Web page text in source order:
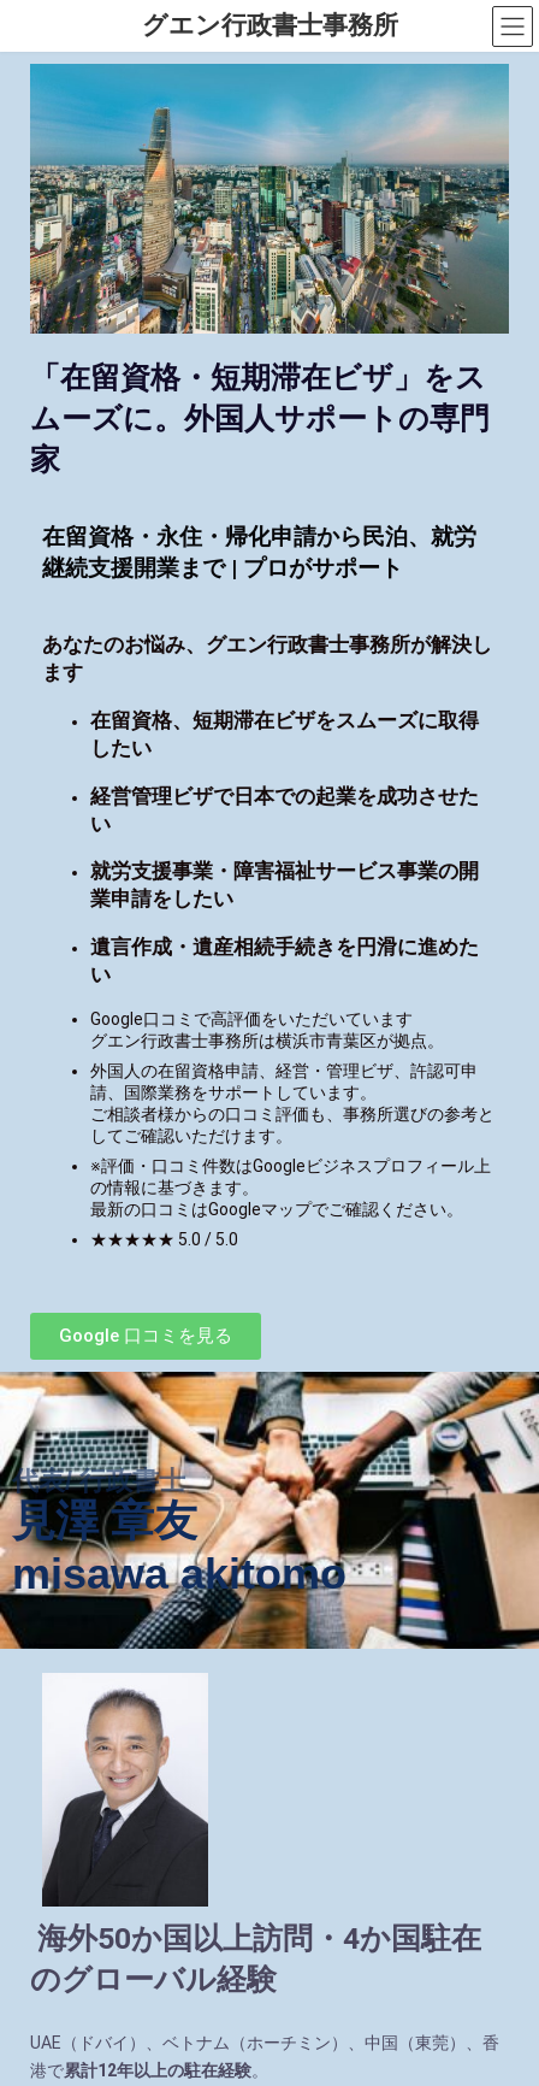
グエン行政書士事務所
「在留資格・短期滞在ビザ」をス
ムーズに。外国人サポートの専門
家
在留資格・永住・帰化申請から民泊、就労
継続支援開業まで | プロがサポート
あなたのお悩み、グエン行政書士事務所が解決し
ます
在留資格、短期滞在ビザをスムーズに取得
したい
経営管理ビザで日本での起業を成功させた
い
就労支援事業・障害福祉サービス事業の開
業申請をしたい
遺言作成・遺産相続手続きを円滑に進めた
い
Google口コミで高評価をいただいています
グエン行政書士事務所は横浜市青葉区が拠点。
外国人の在留資格申請、経営・管理ビザ、許認可申
請、国際業務をサポートしています。
ご相談者様からの口コミ評価も、事務所選びの参考と
してご確認いただけます。
※評価・口コミ件数はGoogleビジネスプロフィール上
の情報に基づきます。
最新の口コミはGoogleマップでご確認ください。
★★★★★ 5.0 / 5.0
Google 口コミを見る
代表/ 行政書士
見澤 章友
misawa akitomo
海外50か国以上訪問・4か国駐在
のグローバル経験
UAE（ドバイ）、ベトナム（ホーチミン）、中国（東莞）、香
港で累計12年以上の駐在経験。